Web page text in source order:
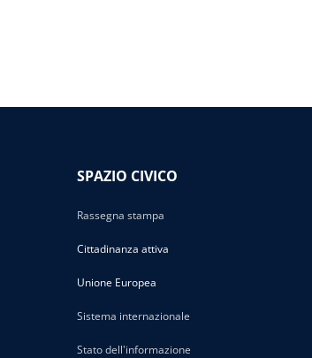
SPAZIO CIVICO
Rassegna stampa
Cittadinanza attiva
Unione Europea
Sistema internazionale
Stato dell'informazione